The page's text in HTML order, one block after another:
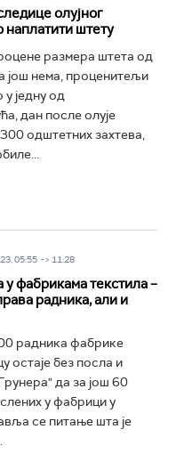
олујног
наплатити штету
размера штета од
још нема, проценитељи
у једну од
дан после олује
одштетних захтева,
05:55 -> 11:28
фабрикама текстила –
радника, али и
радника фабрике
остаје без посла и
да за још 60
у фабрици у
се питање шта је